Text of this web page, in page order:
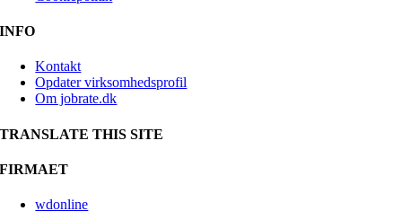
INFO
Kontakt
Opdater virksomhedsprofil
Om jobrate.dk
TRANSLATE THIS SITE
FIRMAET
wdonline